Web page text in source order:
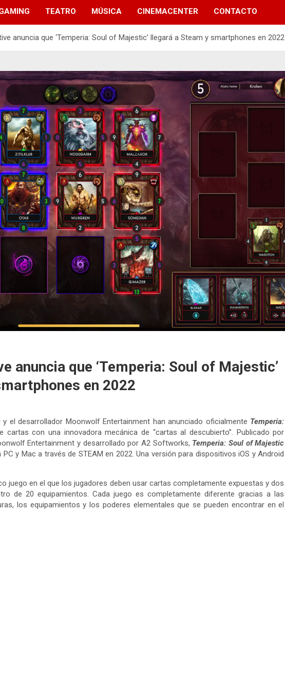
TEATRO MÚSICA CINEMACENTER CONTACTO
anuncia que ‘Temperia: Soul of Majestic’ llegará a Steam y smartphones en 2022
anuncia que ‘Temperia: Soul of Majestic’
en 2022
el desarrollador Moonwolf Entertainment han anunciado oficialmente Temperia:
cartas con una innovadora mecánica de “cartas al descubierto”. Publicado por
Entertainment y desarrollado por A2 Softworks, Temperia: Soul of Majestic
y Mac a través de STEAM en 2022. Una versión para dispositivos iOS y Android
juego en el que los jugadores deben usar cartas completamente expuestas y dos
de 20 equipamientos. Cada juego es completamente diferente gracias a las
los equipamientos y los poderes elementales que se pueden encontrar en el